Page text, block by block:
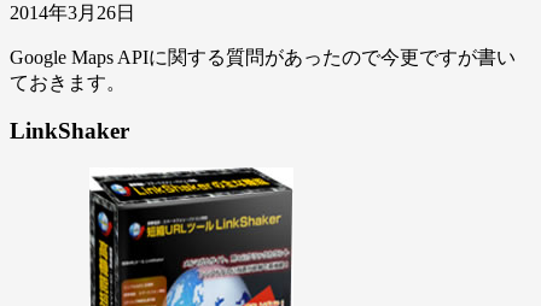
2014年3月26日
Google Maps APIに関する質問があったので今更ですが書い
ておきます。
LinkShaker